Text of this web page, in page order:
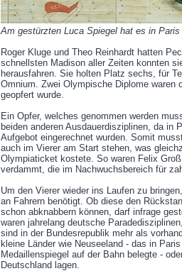
Am gestürzten Luca Spiegel hat es in Paris
Roger Kluge und Theo Reinhardt hatten
schnellsten Madison aller Zeiten konnten
herausfahren. Sie holten Platz sechs, für
Omnium. Zwei Olympische Diplome waren
geopfert wurde.
Ein Opfer, welches genommen werden
beiden anderen Ausdauerdisziplinen, da in
Aufgebot eingerechnet wurden. Somit
auch im Vierer am Start stehen, was
Olympiaticket kostete. So waren Felix
verdammt, die im Nachwuchsbereich für
Um den Vierer wieder ins Laufen zu
an Fahrern benötigt. Ob diese den
schon abknabbern können, darf infrage
waren jahrelang deutsche
sind in der Bundesrepublik mehr als
kleine Länder wie Neuseeland - das in
Medaillenspiegel auf der Bahn belegte -
Deutschland lagen.